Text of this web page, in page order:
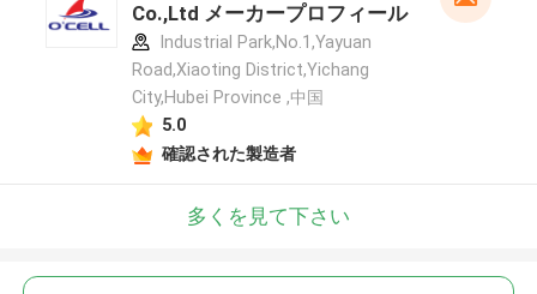
Co.,Ltd メーカープロフィール
Industrial Park,No.1,Yayuan
Road,Xiaoting District,Yichang
City,Hubei Province ,中国
5.0
確認された製造者
多くを見て下さい